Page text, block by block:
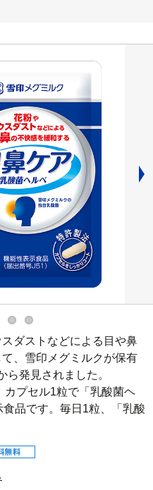
ダストなどによる目や鼻
、雪印メグミルクが保有
発見されました。
カプセル1粒で「乳酸菌ヘ
品です。毎日1粒、「乳酸